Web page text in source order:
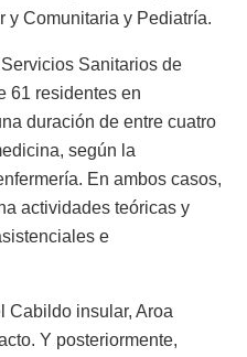
y Comunitaria y Pediatría.
Sanitarios de
61 residentes en
duración de entre cuatro
según la
En ambos casos,
actividades teóricas y
e
Cabildo insular, Aroa
Y posteriormente,